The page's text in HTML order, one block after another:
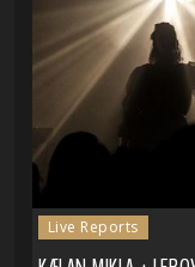
Live Reports